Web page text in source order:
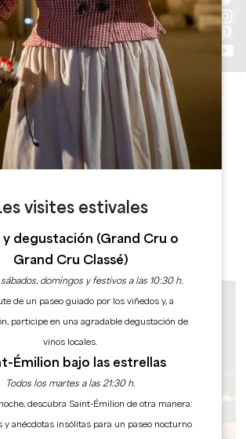
repleto de
y festividades
Nuestro calendario está
que celebran el arte de vivir, la cultura
y la historia... ¿Le apetece
lo que busca.
visites estivales
y degustación (Grand Cru o
Grand Cru Classé)
sábados, domingos y festivos a las 10:30 h.
de un paseo guiado por los viñedos y, a
participe en una agradable degustación de
vinos locales.
Émilion bajo las estrellas
Todos los martes a las 21:30 h.
descubra Saint-Émilion de otra manera:
y anécdotas insólitas para un paseo nocturno